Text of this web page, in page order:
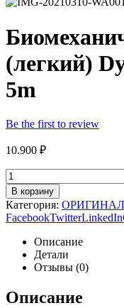
(легкий)
5m
Be the first to review
10.900 ₽
В корзину
Категория:
FacebookTwitterLinkedIn
Описание
Детали
Отзывы (0)
Описание